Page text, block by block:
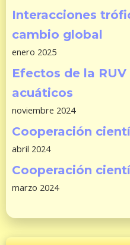
Interacciones
cambio global
enero 2025
Efectos de la
acuáticos
noviembre 2024
Cooperación
abril 2024
Cooperación
marzo 2024